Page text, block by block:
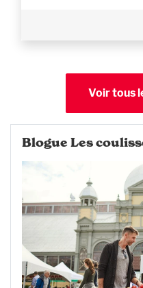
Voir tous
Blogue Les